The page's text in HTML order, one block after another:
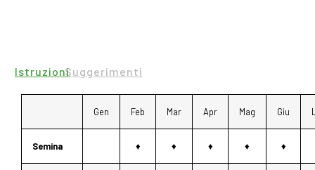
IstruzioniSuggerimenti
Gen Feb Mar Apr Mag Giu
Semina ♦ ♦ ♦ ♦ ♦